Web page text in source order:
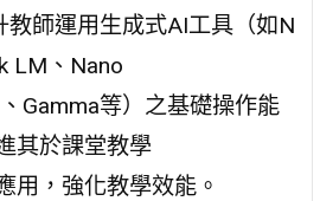
教師運用生成式AI工具（如N
LM、Nano
Gamma等）之基礎操作能
其於課堂教學
用，強化教學效能。